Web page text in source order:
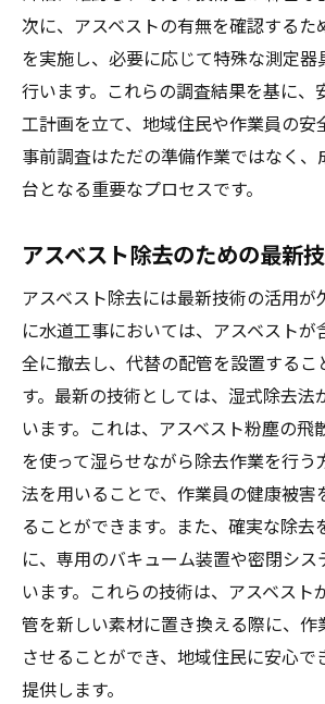
次に、アスベストの有無を確認するた
を実施し、必要に応じて特殊な測定器
行います。これらの調査結果を基に、
工計画を立て、地域住民や作業員の安
事前調査はただの準備作業ではなく、
台となる重要なプロセスです。
アスベスト除去のための最新
アスベスト除去には最新技術の活用が
に水道工事においては、アスベストが
全に撤去し、代替の配管を設置するこ
す。最新の技術としては、湿式除去法
います。これは、アスベスト粉塵の飛
を使って湿らせながら除去作業を行う
法を用いることで、作業員の健康被害
ることができます。また、確実な除去
に、専用のバキューム装置や密閉シス
います。これらの技術は、アスベスト
管を新しい素材に置き換える際に、作
させることができ、地域住民に安心で
提供します。